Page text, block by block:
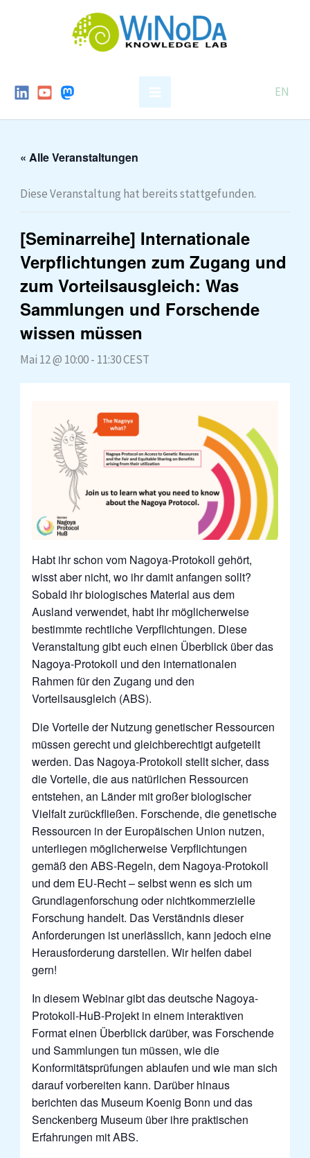
EN
« Alle Veranstaltungen
Diese Veranstaltung hat bereits stattgefunden.
[Seminarreihe] Internationale
Verpflichtungen zum Zugang und
zum Vorteilsausgleich: Was
Sammlungen und Forschende
wissen müssen
Mai 12 @ 10:00- 11:30CEST
Habt ihr schon vom Nagoya-Protokoll gehört,
wisst aber nicht, wo ihr damit anfangen sollt?
Sobald ihr biologisches Material aus dem
Ausland verwendet, habt ihr möglicherweise
bestimmte rechtliche Verpflichtungen. Diese
Veranstaltung gibt euch einen Überblick über das
Nagoya-Protokoll und den internationalen
Rahmen für den Zugang und den
Vorteilsausgleich (ABS).
Die Vorteile der Nutzung genetischer Ressourcen
müssen gerecht und gleichberechtigt aufgeteilt
werden. Das Nagoya-Protokoll stellt sicher, dass
die Vorteile, die aus natürlichen Ressourcen
entstehen, an Länder mit großer biologischer
Vielfalt zurückfließen. Forschende, die genetische
Ressourcen in der Europäischen Union nutzen,
unterliegen möglicherweise Verpflichtungen
gemäß den ABS-Regeln, dem Nagoya-Protokoll
und dem EU-Recht – selbst wenn es sich um
Grundlagenforschung oder nichtkommerzielle
Forschung handelt. Das Verständnis dieser
Anforderungen ist unerlässlich, kann jedoch eine
Herausforderung darstellen. Wir helfen dabei
gern!
In diesem Webinar gibt das deutsche Nagoya-
Protokoll-HuB-Projekt in einem interaktiven
Format einen Überblick darüber, was Forschende
und Sammlungen tun müssen, wie die
Konformitätsprüfungen ablaufen und wie man sich
darauf vorbereiten kann. Darüber hinaus
berichten das Museum Koenig Bonn und das
Senckenberg Museum über ihre praktischen
Erfahrungen mit ABS.